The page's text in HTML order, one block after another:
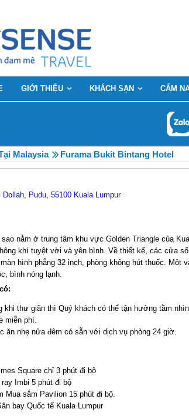
GIỚI THIỆU KHÁCH SẠN CẨM
Malaysia Furama Bukit Bintang Hotel
Pudu, 55100 Kuala Lumpur
nằm ở trung tâm khu vực Golden Triangle của
khí tuyệt vời và yên bình. Về thiết kế, các cửa
hình phẳng 32 inch, phòng không hút thuốc. Một
bình nóng lạnh.
khi thư giãn thì Quý khách có thể tận hưởng tầm
miễn phí.
ăn nhẹ nửa đêm có sẵn với dịch vụ phòng 24 giờ.
Square chỉ 3 phút đi bộ
Imbi 5 phút đi bộ
Mua sắm Pavilion 15 phút đi bộ.
bay Quốc tế Kuala Lumpur